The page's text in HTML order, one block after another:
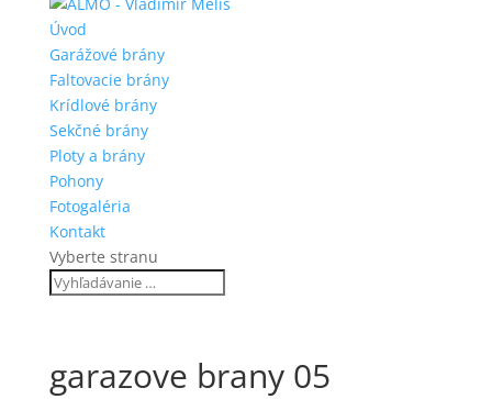
Úvod
Garážové brány
Faltovacie brány
Krídlové brány
Sekčné brány
Ploty a brány
Pohony
Fotogaléria
Kontakt
Vyberte stranu
garazove brany 05